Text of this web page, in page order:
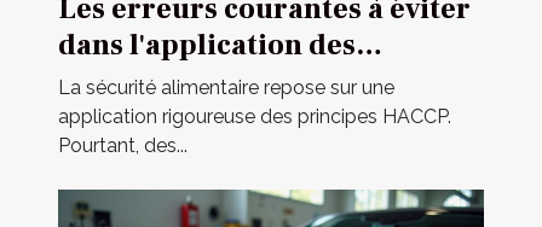
Les erreurs courantes à éviter
dans l'application des
principes HACCP
La sécurité alimentaire repose sur une
application rigoureuse des principes HACCP.
Pourtant, des...